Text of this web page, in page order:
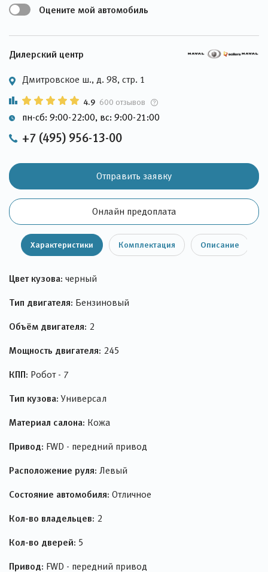
Оцените мой автомобиль
Дилерский центр
Дмитровское ш., д. 98, стр. 1
4.9 600 отзывов
пн-сб: 9:00-22:00, вс: 9:00-21:00
+7 (495) 956-13-00
Онлайн предоплата
Отправить заявку
Характеристики Комплектация Описание
Цвет кузова: черный
Тип двигателя: Бензиновый
Объём двигателя: 2
Мощность двигателя: 245
КПП: Робот - 7
Тип кузова: Универсал
Материал салона: Кожа
Привод: FWD - передний привод
Расположение руля: Левый
Состояние автомобиля: Отличное
Кол-во владельцев: 2
Кол-во дверей: 5
Привод: FWD - передний привод